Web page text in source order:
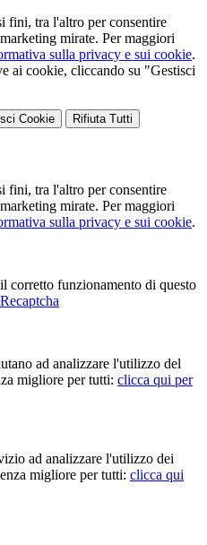
fini, tra l'altro per consentire
mirate. Per maggiori
sulla privacy e sui cookie.
ai cookie, cliccando su "Gestisci
Cookie Rifiuta Tutti
fini, tra l'altro per consentire
mirate. Per maggiori
sulla privacy e sui cookie.
corretto funzionamento di questo
ad analizzare l'utilizzo del
migliore per tutti: clicca qui per
ad analizzare l'utilizzo dei
migliore per tutti: clicca qui